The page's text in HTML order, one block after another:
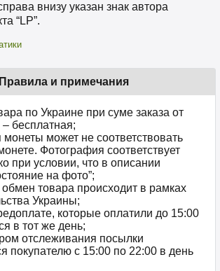
внизу указан знак автора
“LP”.
Правила и примечания
по Украине при суме заказа от
бесплатная;
может не соответствовать
Фотография соответствует
при условии, что в описании
на фото”;
обмен товара происходит в рамках
Украины;
которые оплатили до 15:00
в тот же день;
отслеживания посылки
покупателю с 15:00 по 22:00 в день